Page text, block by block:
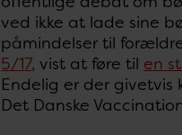
ved ikke at lade sine
påmindelser til
5/17, vist at føre til en
Endelig er der
Det Danske